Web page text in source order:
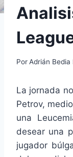
PorAdrián Bedia
La jornada
Petrov,
una
desear una
jugador